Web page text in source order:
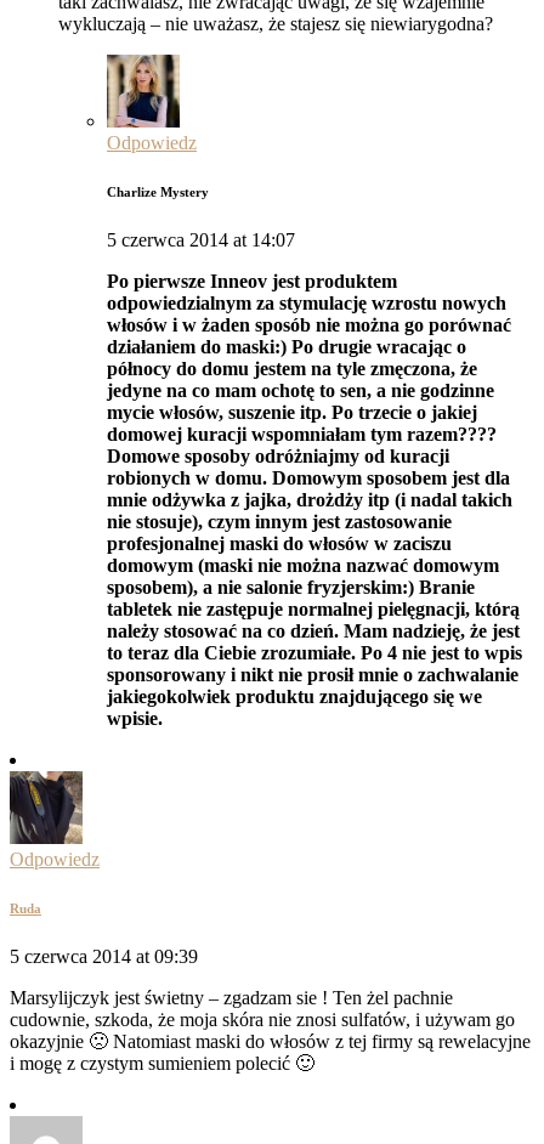
wykluczają – nie uważasz, że stajesz się niewiarygodna?
Odpowiedz
Charlize Mystery
5 czerwca 2014 at 14:07
Po pierwsze Inneov jest produktem
odpowiedzialnym za stymulację wzrostu nowych
włosów i w żaden sposób nie można go porównać
działaniem do maski:) Po drugie wracając o
północy do domu jestem na tyle zmęczona, że
jedyne na co mam ochotę to sen, a nie godzinne
mycie włosów, suszenie itp. Po trzecie o jakiej
domowej kuracji wspomniałam tym razem????
Domowe sposoby odróżniajmy od kuracji
robionych w domu. Domowym sposobem jest dla
mnie odżywka z jajka, drożdży itp (i nadal takich
nie stosuje), czym innym jest zastosowanie
profesjonalnej maski do włosów w zaciszu
domowym (maski nie można nazwać domowym
sposobem), a nie salonie fryzjerskim:) Branie
tabletek nie zastępuje normalnej pielęgnacji, którą
należy stosować na co dzień. Mam nadzieję, że jest
to teraz dla Ciebie zrozumiałe. Po 4 nie jest to wpis
sponsorowany i nikt nie prosił mnie o zachwalanie
jakiegokolwiek produktu znajdującego się we
wpisie.
Odpowiedz
Ruda
5 czerwca 2014 at 09:39
Marsylijczyk jest świetny – zgadzam sie ! Ten żel pachnie
cudownie, szkoda, że moja skóra nie znosi sulfatów, i używam go
okazyjnie 🙁 Natomiast maski do włosów z tej firmy są rewelacyjne
i mogę z czystym sumieniem polecić 🙂